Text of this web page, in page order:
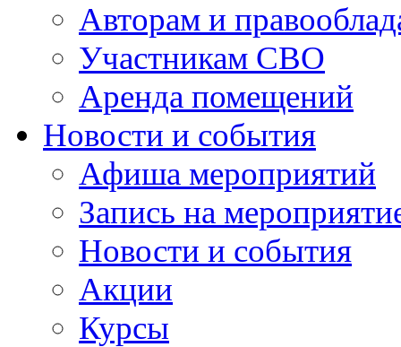
Авторам и
Участникам СВО
Аренда помещений
Новости и события
Афиша мероприятий
Запись на
Новости и события
Акции
Курсы